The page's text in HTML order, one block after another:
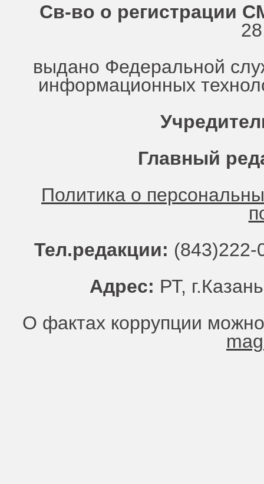
Св-во о регистрации
выдано Федеральной
информационных
Главный
Политика о
Тел.редакции:
Адрес: РТ,
О фактах коррупции